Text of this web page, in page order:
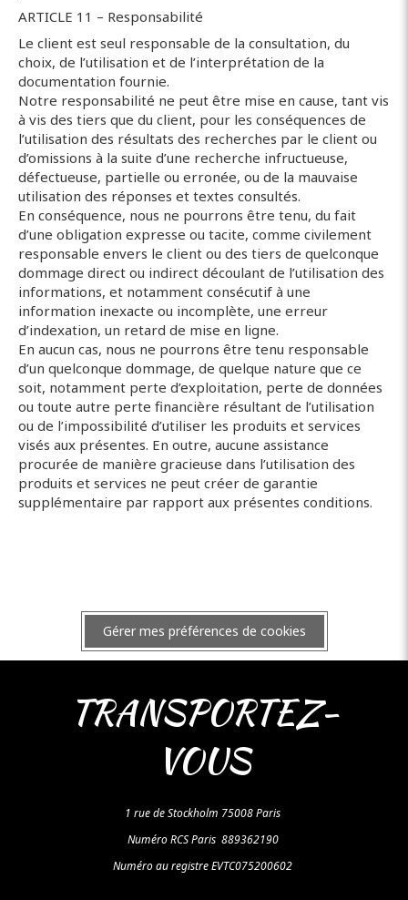
ARTICLE 11 – Responsabilité
Le client est seul responsable de la consultation, du
choix, de l’utilisation et de l’interprétation de la
documentation fournie.
Notre responsabilité ne peut être mise en cause, tant vis
à vis des tiers que du client, pour les conséquences de
l’utilisation des résultats des recherches par le client ou
d’omissions à la suite d’une recherche infructueuse,
défectueuse, partielle ou erronée, ou de la mauvaise
utilisation des réponses et textes consultés.
En conséquence, nous ne pourrons être tenu, du fait
d’une obligation expresse ou tacite, comme civilement
responsable envers le client ou des tiers de quelconque
dommage direct ou indirect découlant de l’utilisation des
informations, et notamment consécutif à une
information inexacte ou incomplète, une erreur
d’indexation, un retard de mise en ligne.
En aucun cas, nous ne pourrons être tenu responsable
d’un quelconque dommage, de quelque nature que ce
soit, notamment perte d’exploitation, perte de données
ou toute autre perte financière résultant de l’utilisation
ou de l’impossibilité d’utiliser les produits et services
visés aux présentes. En outre, aucune assistance
procurée de manière gracieuse dans l’utilisation des
produits et services ne peut créer de garantie
supplémentaire par rapport aux présentes conditions.
Gérer mes préférences de cookies
TRANSPORTEZ-
VOUS
1 rue de Stockholm 75008 Paris
Numéro RCS Paris 889362190
Numéro au registre EVTC075200602